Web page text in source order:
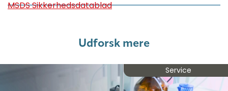
MSDS Sikkerhedsdatablad
Udforsk mere
Service